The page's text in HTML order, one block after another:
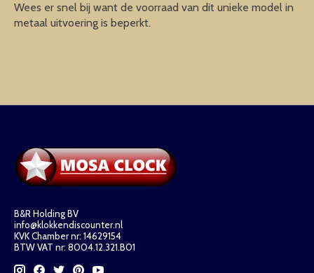
Wees er snel bij want de voorraad van dit unieke model in
metaal uitvoering is beperkt.
B&R Holding BV
info@klokkendiscounter.nl
KVK Chamber nr: 14629154
BTW VAT nr: 8004.12.321.B01